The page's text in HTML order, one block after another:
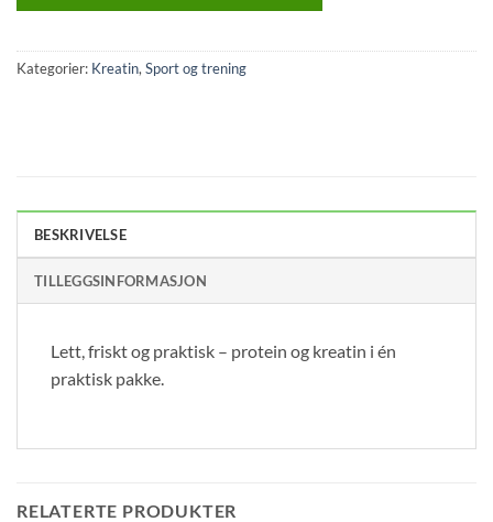
Kategorier: Kreatin,Sport og trening
BESKRIVELSE
TILLEGGSINFORMASJON
Lett, friskt og praktisk – protein og kreatin i én
praktisk pakke.
RELATERTE PRODUKTER